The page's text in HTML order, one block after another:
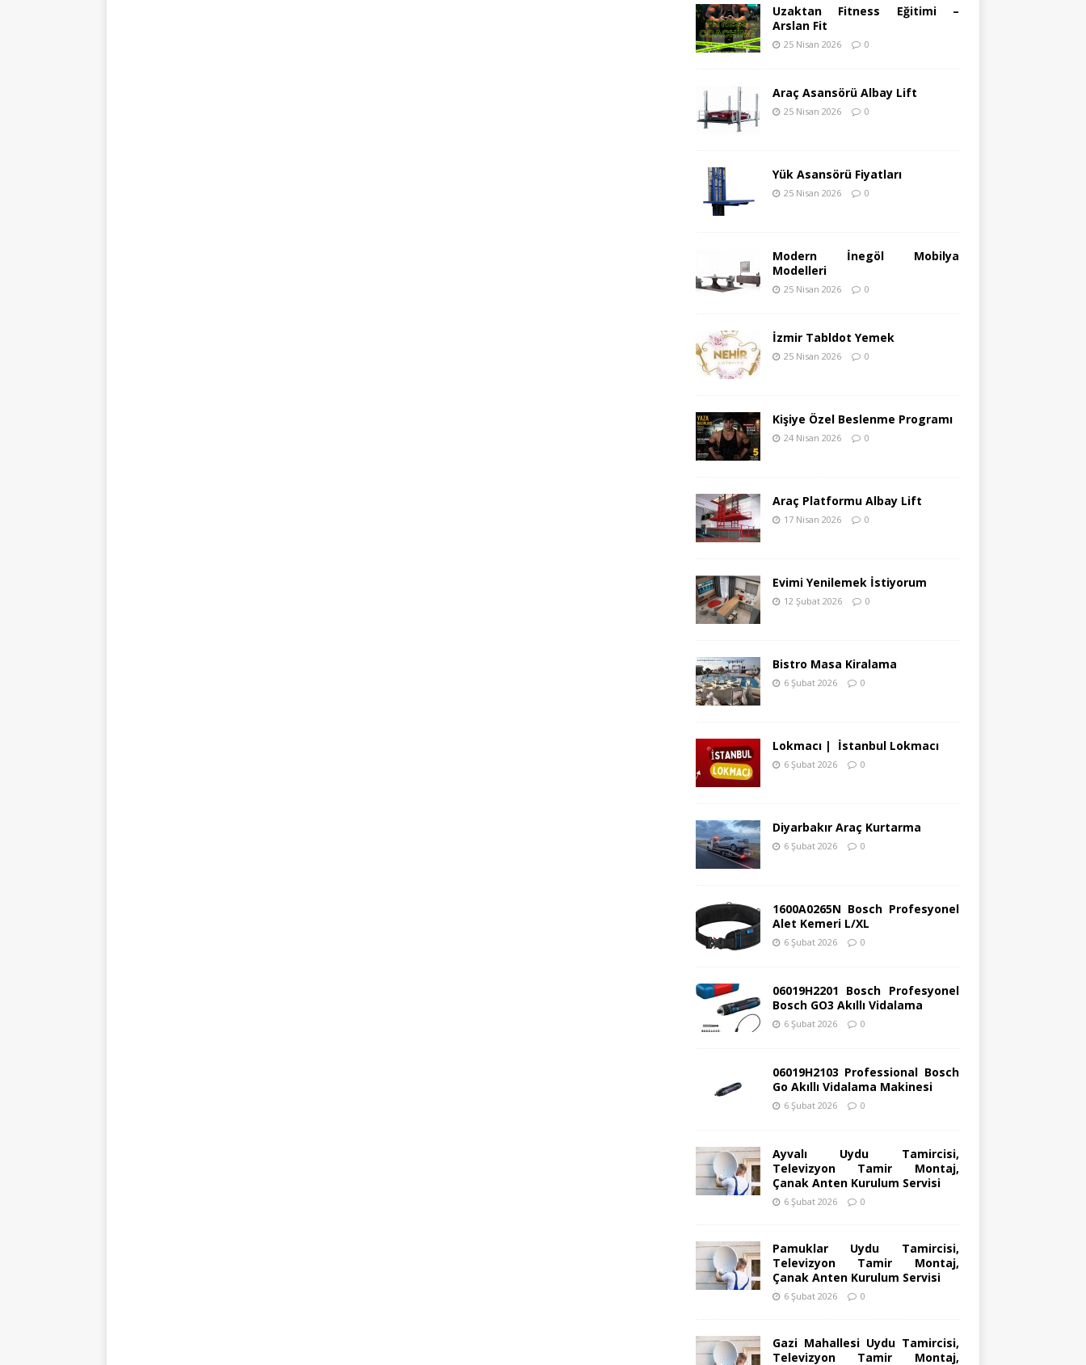
Uzaktan Fitness Eğitimi –
Arslan Fit
25 Nisan 2026 0
Araç Asansörü Albay Lift
25 Nisan 2026 0
Yük Asansörü Fiyatları
25 Nisan 2026 0
Modern İnegöl Mobilya
Modelleri
25 Nisan 2026 0
İzmir Tabldot Yemek
25 Nisan 2026 0
Kişiye Özel Beslenme Programı
24 Nisan 2026 0
Araç Platformu Albay Lift
17 Nisan 2026 0
Evimi Yenilemek İstiyorum
12 Şubat 2026 0
Bistro Masa Kiralama
6 Şubat 2026 0
Lokmacı | İstanbul Lokmacı
6 Şubat 2026 0
Diyarbakır Araç Kurtarma
6 Şubat 2026 0
1600A0265N Bosch Profesyonel
Alet Kemeri L/XL
6 Şubat 2026 0
06019H2201 Bosch Profesyonel
Bosch GO3 Akıllı Vidalama
6 Şubat 2026 0
06019H2103 Professional Bosch
Go Akıllı Vidalama Makinesi
6 Şubat 2026 0
Ayvalı Uydu Tamircisi,
Televizyon Tamir Montaj,
Çanak Anten Kurulum Servisi
6 Şubat 2026 0
Pamuklar Uydu Tamircisi,
Televizyon Tamir Montaj,
Çanak Anten Kurulum Servisi
6 Şubat 2026 0
Gazi Mahallesi Uydu Tamircisi,
Televizyon Tamir Montaj,